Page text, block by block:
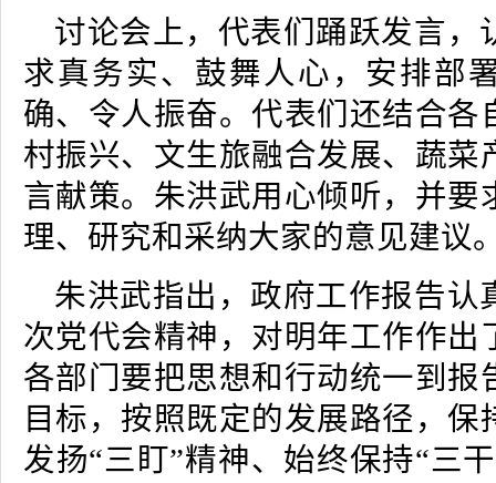
讨论会上，代表们踊跃发言，
求真务实、鼓舞人心，安排部
确、令人振奋。代表们还结合各
村振兴、文生旅融合发展、蔬菜
言献策。朱洪武用心倾听，并要
理、研究和采纳大家的意见建议
朱洪武指出，政府工作报告认
次党代会精神，对明年工作作出
各部门要把思想和行动统一到报
目标，按照既定的发展路径，保
发扬“三盯”精神、始终保持“三